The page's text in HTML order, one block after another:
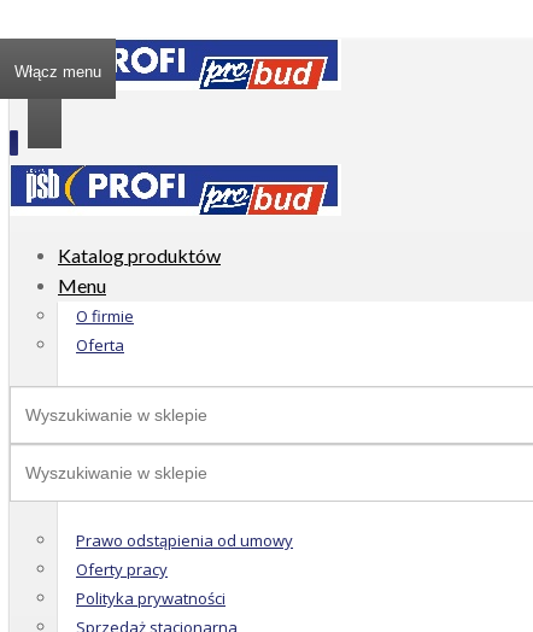
Włącz menu
Katalog produktów
Menu
O firmie
Oferta
Prawo odstąpienia od umowy
Oferty pracy
Polityka prywatności
Sprzedaż stacjonarna